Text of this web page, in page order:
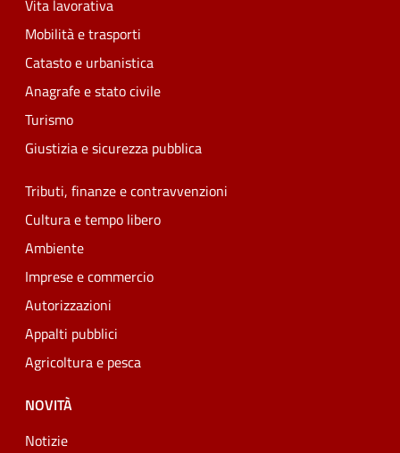
Vita lavorativa
Mobilità e trasporti
Catasto e urbanistica
Anagrafe e stato civile
Turismo
Giustizia e sicurezza pubblica
Tributi, finanze e contravvenzioni
Cultura e tempo libero
Ambiente
Imprese e commercio
Autorizzazioni
Appalti pubblici
Agricoltura e pesca
NOVITÀ
Notizie